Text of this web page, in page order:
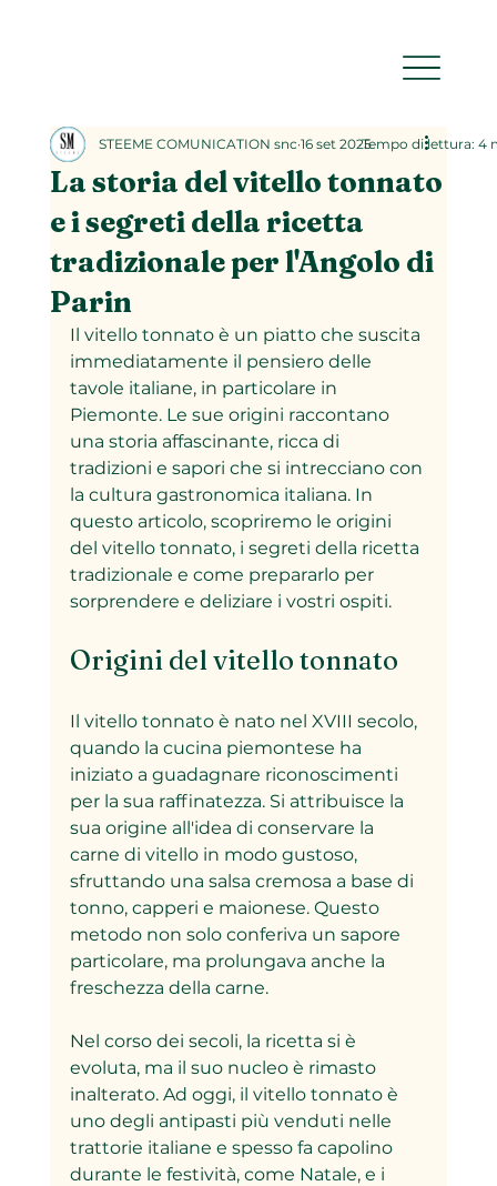
La storia del vitello tonnato
e i segreti della ricetta
tradizionale per l'Angolo di
Parin
STEEME COMUNICATION snc 16 set 2025Tempo di lettura: 4
Il vitello tonnato è un piatto che suscita
immediatamente il pensiero delle
tavole italiane, in particolare in
Piemonte. Le sue origini raccontano
una storia affascinante, ricca di
tradizioni e sapori che si intrecciano con
la cultura gastronomica italiana. In
questo articolo, scopriremo le origini
del vitello tonnato, i segreti della ricetta
tradizionale e come prepararlo per
sorprendere e deliziare i vostri ospiti.
Origini del vitello tonnato
Il vitello tonnato è nato nel XVIII secolo,
quando la cucina piemontese ha
iniziato a guadagnare riconoscimenti
per la sua raffinatezza. Si attribuisce la
sua origine all'idea di conservare la
carne di vitello in modo gustoso,
sfruttando una salsa cremosa a base di
tonno, capperi e maionese. Questo
metodo non solo conferiva un sapore
particolare, ma prolungava anche la
freschezza della carne.
Nel corso dei secoli, la ricetta si è
evoluta, ma il suo nucleo è rimasto
inalterato. Ad oggi, il vitello tonnato è
uno degli antipasti più venduti nelle
trattorie italiane e spesso fa capolino
durante le festività, come Natale, e i